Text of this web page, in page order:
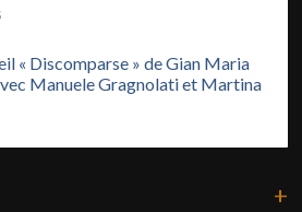
« Discomparse » de Gian Maria
Manuele Gragnolati et Martina
+